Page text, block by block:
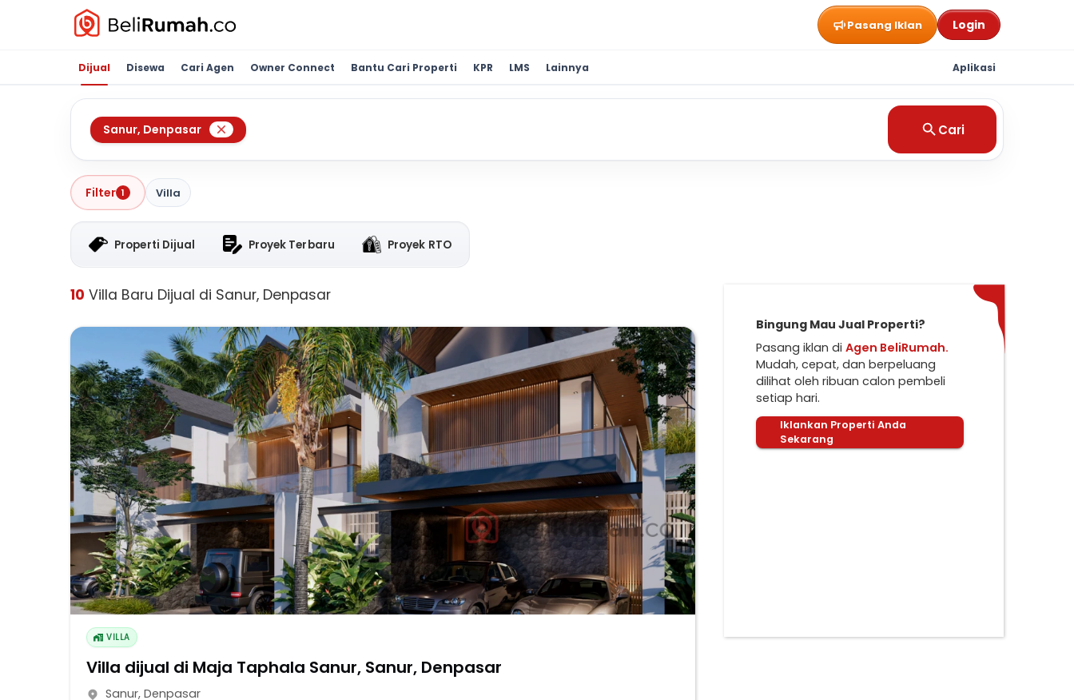
Pasang Iklan Login
Dijual Disewa Cari Agen Owner Connect Bantu Cari Properti KPR LMS Lainnya Aplikasi
Sanur, Denpasar Cari
Filter 1 Villa
Properti Dijual Proyek Terbaru Proyek RTO
10 Villa Baru Dijual di Sanur, Denpasar
VILLA
Villa dijual di Maja Taphala Sanur, Sanur, Denpasar
Sanur, Denpasar
Bingung Mau Jual Properti?
Pasang iklan di Agen BeliRumah.
Mudah, cepat, dan berpeluang
dilihat oleh ribuan calon pembeli
setiap hari.
Iklankan Properti Anda
Sekarang